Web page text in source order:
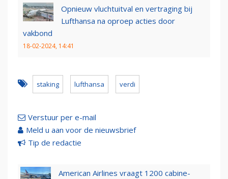
Opnieuw vluchtuitval en vertraging bij
Lufthansa na oproep acties door
vakbond
18-02-2024, 14:41
staking lufthansa verdi
Verstuur per e-mail
Meld u aan voor de nieuwsbrief
Tip de redactie
American Airlines vraagt 1200 cabine-